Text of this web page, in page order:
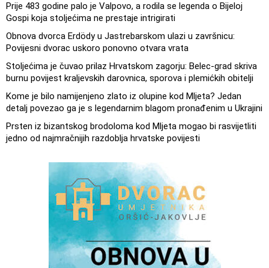
Prije 483 godine palo je Valpovo, a rodila se legenda o Bijeloj
Gospi koja stoljećima ne prestaje intrigirati
Obnova dvorca Erdödy u Jastrebarskom ulazi u završnicu:
Povijesni dvorac uskoro ponovno otvara vrata
Stoljećima je čuvao prilaz Hrvatskom zagorju: Belec-grad skriva
burnu povijest kraljevskih darovnica, sporova i plemićkih obitelji
Kome je bilo namijenjeno zlato iz olupine kod Mljeta? Jedan
detalj povezao ga je s legendarnim blagom pronađenim u Ukrajini
Prsten iz bizantskog brodoloma kod Mljeta mogao bi rasvijetliti
jedno od najmračnijih razdoblja hrvatske povijesti